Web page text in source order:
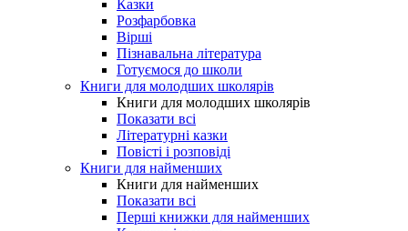
Казки
Розфарбовка
Вірші
Пізнавальна література
Готуємося до школи
Книги для молодших школярів
Книги для молодших школярів
Показати всі
Літературні казки
Повісті і розповіді
Книги для найменших
Книги для найменших
Показати всі
Перші книжки для найменших